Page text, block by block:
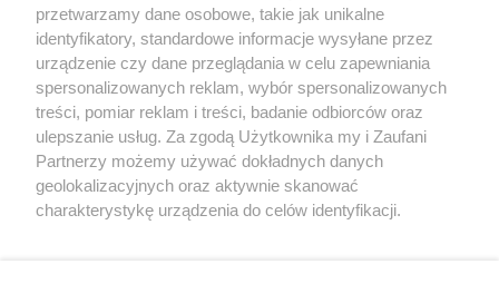
Kultura
X Facebook Instagram Youtube
przetwarzamy dane osobowe, takie jak unikalne
identyfikatory, standardowe informacje wysyłane przez
urządzenie czy dane przeglądania w celu zapewniania
spersonalizowanych reklam, wybór spersonalizowanych
treści, pomiar reklam i treści, badanie odbiorców oraz
ulepszanie usług. Za zgodą Użytkownika my i Zaufani
Partnerzy możemy używać dokładnych danych
geolokalizacyjnych oraz aktywnie skanować
charakterystykę urządzenia do celów identyfikacji.